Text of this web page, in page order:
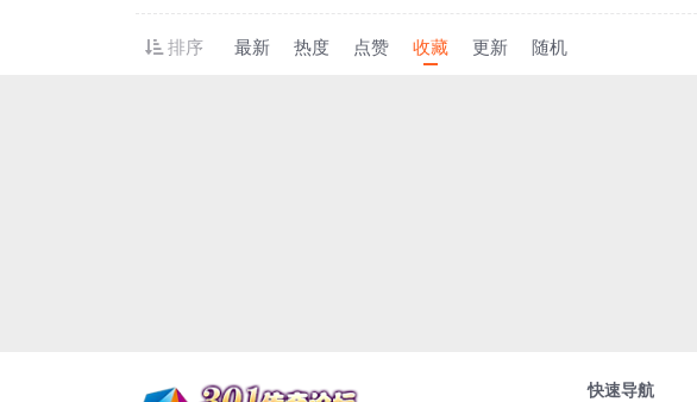
排序 最新 热度 点赞 收藏 更新 随机
快速导航